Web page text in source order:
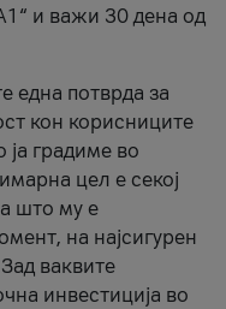
и важи 30 дена од
една потврда за
кон корисниците
ја градиме во
цел е секој
што му е
на најсигурен
ваквите
инвестиција во